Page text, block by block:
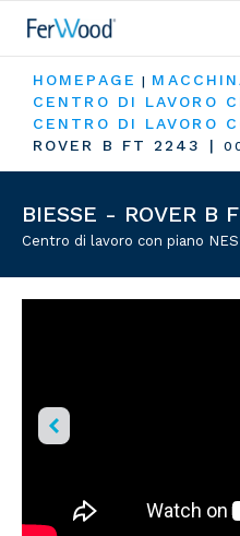
HOMEPAGE |
CENTRO DI LAVORO
CENTRO DI LAVORO
ROVER B FT 2243 |
BIESSE - ROVER B
Centro di lavoro con piano